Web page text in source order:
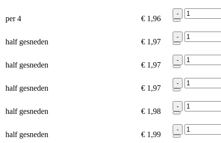
per 4 € 1,96
-
half gesneden € 1,97
-
half gesneden € 1,97
-
half gesneden € 1,97
-
half gesneden € 1,98
-
half gesneden € 1,99
-